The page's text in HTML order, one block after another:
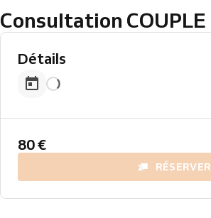
Consultation COUPLE
Détails
80 €
RÉSERVER